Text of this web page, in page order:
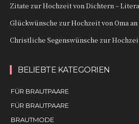
Zitate zur Hochzeit von Dichtern –
Glückwünsche zur Hochzeit von Oma an
Christliche Segenswünsche zur
BELIEBTE KATEGORIEN
FÜR BRAUTPAARE
FÜR BRAUTPAARE
BRAUTMODE